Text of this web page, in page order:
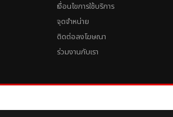
เงื่อนไขการใช้บริการ
จุดจำหน่าย
ติดต่อลงโฆษณา
ร่วมงานกับเรา